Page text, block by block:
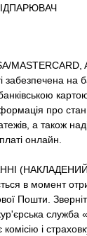
на
про
а також
онлайн.
в момент
Пошти.
і